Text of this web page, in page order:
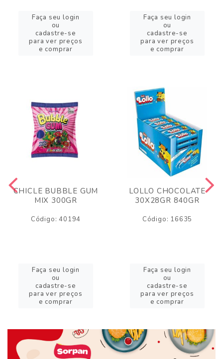
Faça seu login
ou
cadastre-se
para ver preços
e comprar
Faça seu login
ou
cadastre-se
para ver preços
e comprar
CHICLE BUBBLE GUM
MIX 300GR
Código: 40194
Faça seu login
ou
cadastre-se
para ver preços
e comprar
LOLLO CHOCOLATE
30X28GR 840GR
Código: 16635
Faça seu login
ou
cadastre-se
para ver preços
e comprar